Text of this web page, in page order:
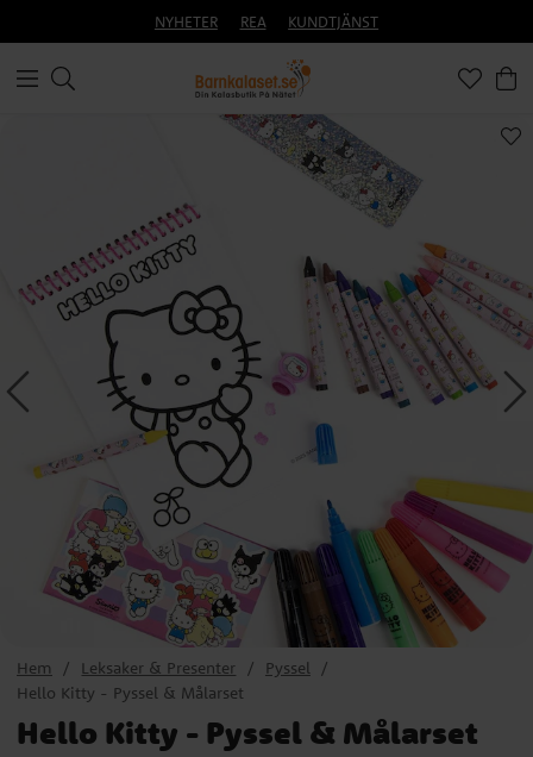
NYHETER REA KUNDTJÄNST
Hem Leksaker & Presenter
Pyssel
Hello Kitty - Pyssel & Målarset
Hello Kitty - Pyssel & Målarset